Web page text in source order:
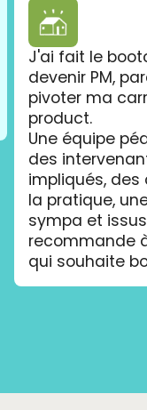
J'ai fait le
devenir PM,
pivoter ma
product.
Une équipe
des
impliqués,
la pratique,
sympa et
recommande
qui souhaite